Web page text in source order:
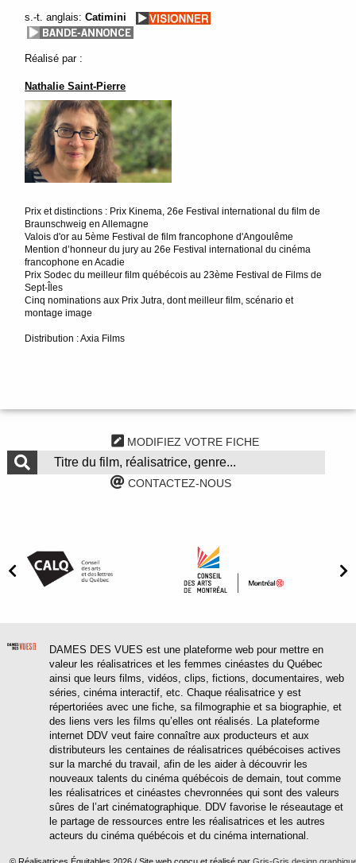
s.-t. anglais: Catimini
Réalisé par :
Nathalie Saint-Pierre
Prix et distinctions : Prix Kinema, 26e Festival international du film de
Braunschweig en Allemagne
Valois d'or au 5ème Festival de film francophone d'Angoulême
Mention d’honneur du jury au 26e Festival international du cinéma
francophone en Acadie
Prix Sodec du meilleur film québécois au 23ème Festival de Films de
Sept-Îles
Cinq nominations aux Prix Jutra, dont meilleur film, scénario et
montage image
Distribution : Axia Films
MODIFIEZ VOTRE FICHE
CONTACTEZ-NOUS
DAMES DES VUES est une plateforme web pour mettre en
valeur les réalisatrices et les femmes cinéastes du Québec
ainsi que leurs films, vidéos, clips, fictions, documentaires, web
séries, cinéma interactif, etc. Chaque réalisatrice y est
répertoriées avec une fiche, sa filmographie et sa biographie, et
des liens vers les films qu’elles ont réalisés. La plateforme
internet DDV veut faire connaître aux producteurs et aux
distributeurs les centaines de réalisatrices québécoises actives
sur la marché du travail, afin de les aider à découvrir les
nouveaux talents du cinéma québécois de demain, tout comme
les réalisatrices et cinéastes chevronnées qui sont des valeurs
sûres de l’art cinématographique. DDV favorise le réseautage et
le partage de ressources entre les réalisatrices et les autres
acteurs du cinéma québécois et du cinéma international.